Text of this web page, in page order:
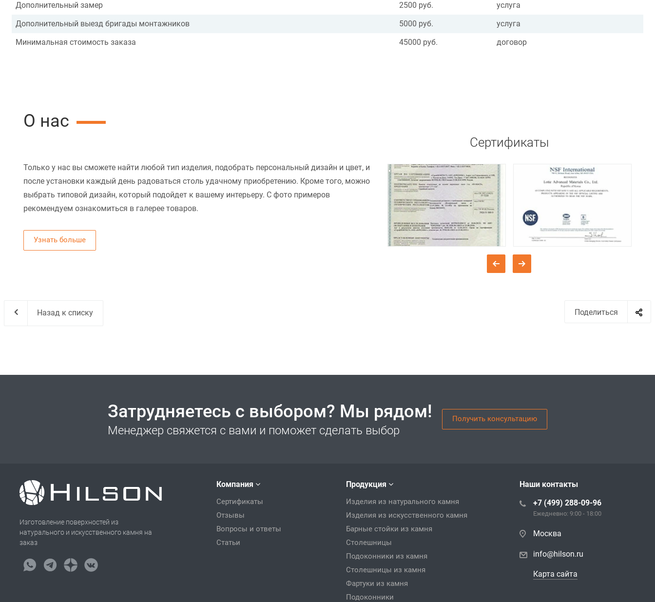
Дополнительный замер
2500 руб.
услуга
Дополнительный выезд бригады монтажников
5000 руб.
услуга
Минимальная стоимость заказа
45000 руб. договор
О нас
Только у нас вы сможете найти любой тип изделия, подобрать персональный дизайн и цвет, и
после установки каждый день радоваться столь удачному приобретению. Кроме того, можно
выбрать типовой дизайн, который подойдет к вашему интерьеру. С фото примеров
рекомендуем ознакомиться в галерее товаров.
Узнать больше
Сертификаты
Поделиться
Назад к списку
Затрудняетесь с выбором? Мы рядом!
Менеджер свяжется с вами и поможет сделать выбор
Получить консультацию
Изготовление поверхностей из
натурального и искусственного камня на
заказ
Компания
Сертификаты
Отзывы
Вопросы и ответы
Статьи
Продукция
Изделия из натурального камня
Изделия из искусственного камня
Барные стойки из камня
Столешницы
Подоконники из камня
Столешницы из камня
Фартуки из камня
Подоконники
Наши контакты
+7 (499) 288-09-96
Ежедневно: 9:00 - 18:00
Москва
info@hilson.ru
Карта сайта